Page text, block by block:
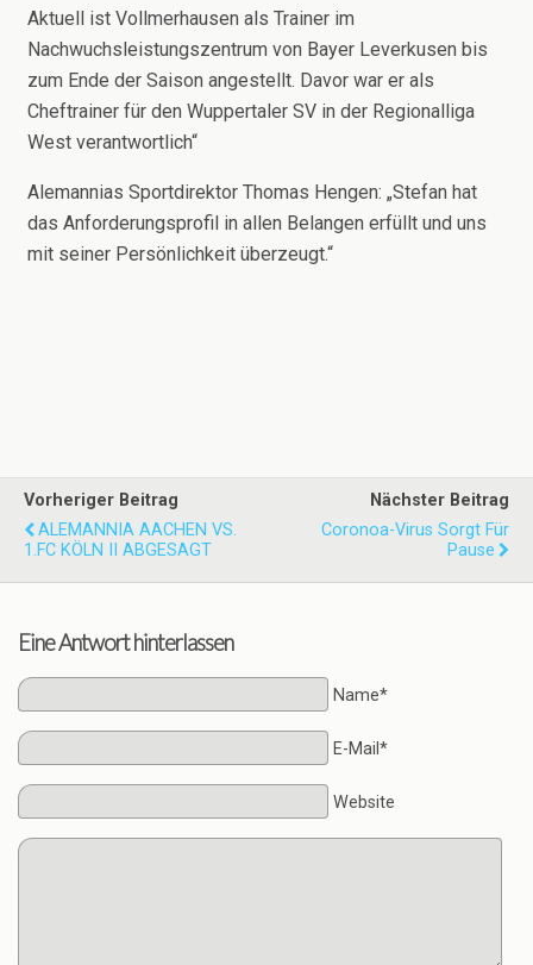
Aktuell ist Vollmerhausen als Trainer im
Nachwuchsleistungszentrum von Bayer Leverkusen bis
zum Ende der Saison angestellt. Davor war er als
Cheftrainer für den Wuppertaler SV in der Regionalliga
West verantwortlich“
Alemannias Sportdirektor Thomas Hengen: „Stefan hat
das Anforderungsprofil in allen Belangen erfüllt und uns
mit seiner Persönlichkeit überzeugt.“
Vorheriger Beitrag
ALEMANNIA AACHEN VS.
1.FC KÖLN II ABGESAGT
Nächster Beitrag
Coronoa-Virus Sorgt Für
Pause
Eine Antwort hinterlassen
Name*
E-Mail*
Website